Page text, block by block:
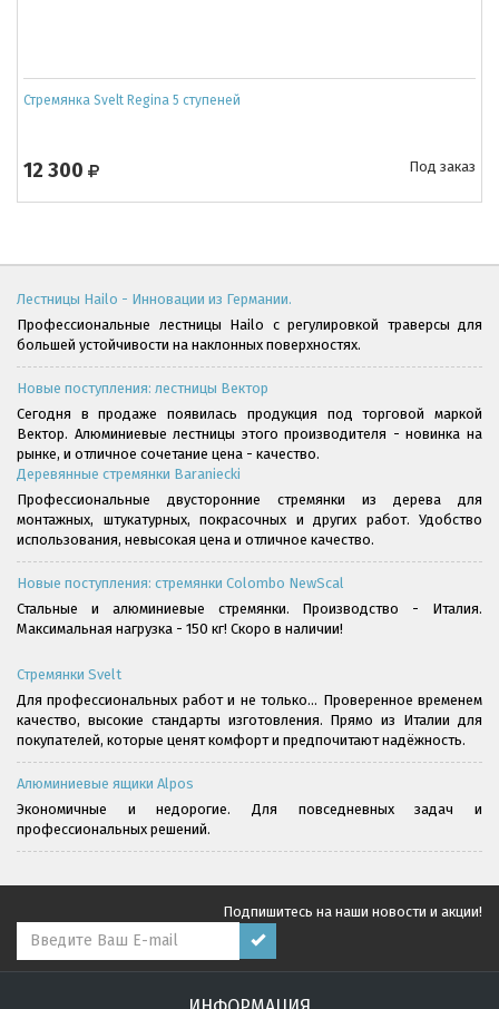
Стремянка Svelt Regina 5 ступеней
12 300 Под заказ
Лестницы Hailo - Инновации из Германии.
Профессиональные лестницы Hailo с регулировкой траверсы для
большей устойчивости на наклонных поверхностях.
Новые поступления: лестницы Вектор
Сегодня в продаже появилась продукция под торговой маркой
Вектор. Алюминиевые лестницы этого производителя - новинка на
рынке, и отличное сочетание цена - качество.
Деревянные стремянки Baraniecki
Профессиональные двусторонние стремянки из дерева для
монтажных, штукатурных, покрасочных и других работ. Удобство
использования, невысокая цена и отличное качество.
Новые поступления: стремянки Colombo NewScal
Стальные и алюминиевые стремянки. Производство - Италия.
Максимальная нагрузка - 150 кг! Скоро в наличии!
Стремянки Svelt
Для профессиональных работ и не только... Проверенное временем
качество, высокие стандарты изготовления. Прямо из Италии для
покупателей, которые ценят комфорт и предпочитают надёжность.
Алюминиевые ящики Alpos
Экономичные и недорогие. Для повседневных задач и
профессиональных решений.
Подпишитесь на наши новости и акции!